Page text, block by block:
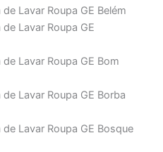
Lavar Roupa GE Belém
Lavar Roupa GE
Lavar Roupa GE Bom
Lavar Roupa GE Borba
Lavar Roupa GE Bosque